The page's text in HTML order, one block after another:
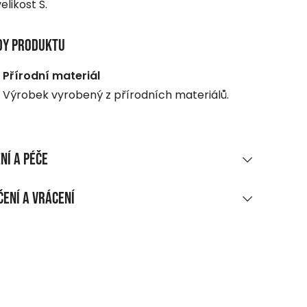
S.
produktu
Přírodní materiál
Výrobek vyrobený z přírodních materiálů.
a péče
SLOŽENÍ
a vrácení